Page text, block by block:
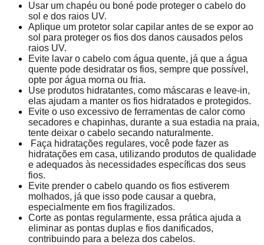
Usar um chapéu ou boné pode proteger o cabelo do
sol e dos raios UV.
Aplique um protetor solar capilar antes de se expor ao
sol para proteger os fios dos danos causados pelos
raios UV.
Evite lavar o cabelo com água quente, já que a água
quente pode desidratar os fios, sempre que possível,
opte por água morna ou fria.
Use produtos hidratantes, como máscaras e leave-in,
elas ajudam a manter os fios hidratados e protegidos.
Evite o uso excessivo de ferramentas de calor como
secadores e chapinhas, durante a sua estadia na praia,
tente deixar o cabelo secando naturalmente.
Faça hidratações regulares, você pode fazer as
hidratações em casa, utilizando produtos de qualidade
e adequados às necessidades específicas dos seus
fios.
Evite prender o cabelo quando os fios estiverem
molhados, já que isso pode causar a quebra,
especialmente em fios fragilizados.
Corte as pontas regularmente, essa prática ajuda a
eliminar as pontas duplas e fios danificados,
contribuindo para a beleza dos cabelos.